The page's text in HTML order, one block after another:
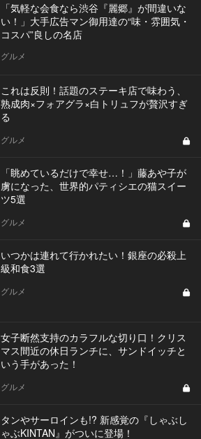
「気軽な会食なら渋谷『麗郷』が間違いな
い！」大手広告マン御用達の“味・雰囲気・
コスパ”良しの名店
グルメ
これは反則！話題のステーキ店で味わう、
熟成肉×フォアグラ×白トリュフが贅沢すぎ
る
グルメ
「眺めているだけで幸せ…！」藤あや子が
虜になった、世界的パティシエの猫スイー
ツ5選
グルメ
いつかは連れて行かれたい！銀座の必殺上
級和食3選
グルメ
女子断然支持のカラフルな切り口！クリス
マス間近の休日ランチに、サンドイッチと
いう手があった！
グルメ
タンやサーロインも!? 新感覚の『しゃぶし
ゃぶKINTAN』がついに登場！